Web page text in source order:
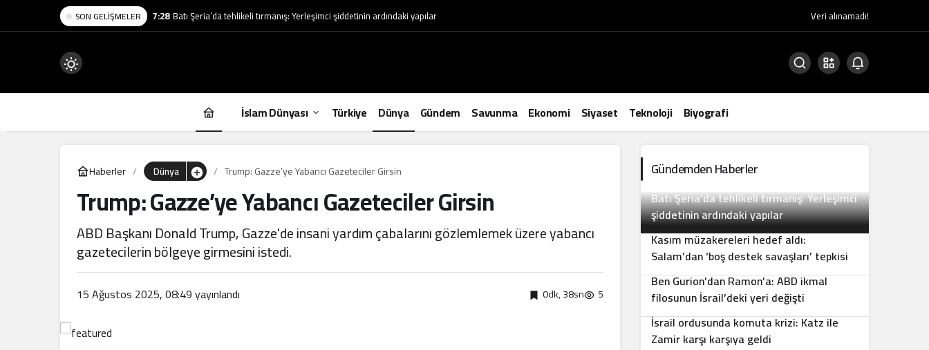
SON GELIŞMELER 7:28 Batı Şeria’da tehlikeli tırmanış: Yerleşimci şiddetinin ardındaki yapılar Veri alınamadı!
Mod
değiştir
İslam Dünyası Türkiye Dünya Gündem Savunma Ekonomi Siyaset Teknoloji Biyografi
Haberler Dünya Trump: Gazze’ye Yabancı Gazeteciler Girsin
Trump: Gazze’ye Yabancı Gazeteciler Girsin
ABD Başkanı Donald Trump, Gazze'de insani yardım çabalarını gözlemlemek üzere yabancı
gazetecilerin bölgeye girmesini istedi.
15 Ağustos 2025, 08:49yayınlandı 0dk, 38sn 5
Gündemden Haberler
Batı Şeria’da tehlikeli tırmanış: Yerleşimci
şiddetinin ardındaki yapılar
2
Kasım müzakereleri hedef aldı:
Salam’dan ‘boş destek savaşları’ tepkisi
3
Ben Gurion’dan Ramon’a: ABD ikmal
filosunun İsrail’deki yeri değişti
4
İsrail ordusunda komuta krizi: Katz ile
Zamir karşı karşıya geldi
5